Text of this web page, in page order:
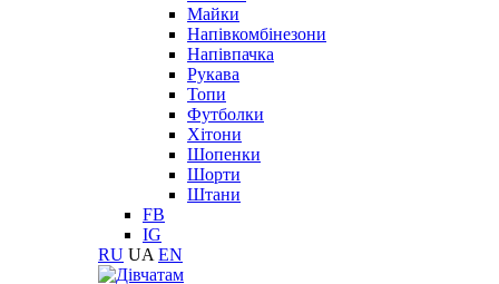
Майки
Напівкомбінезони
Напівпачка
Рукава
Топи
Футболки
Хітони
Шопенки
Шорти
Штани
FB
IG
RU UA EN